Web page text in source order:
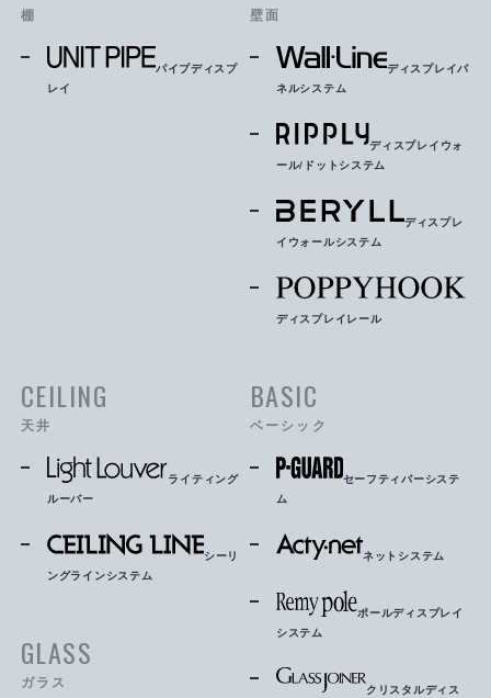
棚
パイプディスプ
レイ
壁面
ディスプレイパ
ネルシステム
ディスプレイウォ
ール/ドットシステム
ディスプレ
イウォールシステム
ディスプレイレール
CEILING
天井
ライティング
ルーバー
シーリ
ングラインシステム
GLASS
ガラス
BASIC
ベーシック
セーフティバーシステ
ム
ネットシステム
ポールディスプレイ
システム
クリスタルディス